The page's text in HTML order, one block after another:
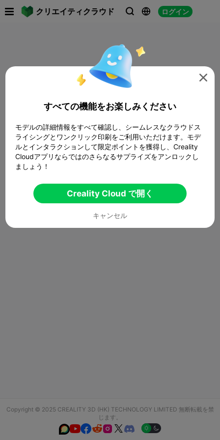
クリエイティクラウド   ログイン
Copyright © 2025 CREALITY 3D (HK) TECHNOLOGY LIMITED 無断転載を禁
じます。
  

すべての機能をお楽しみください
モデルの詳細情報をすべて確認し、シームレスなクラウドス
ライシングとワンクリック印刷をご利用いただけます。モデ
ルとインタラクションして限定ポイントを獲得し、Creality
Cloudアプリならではのさらなるサプライズをアンロックし
ましょう！
Creality Cloud で開く
キャンセル